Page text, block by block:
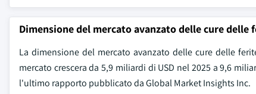
Dimensione del mercato avanzato delle cure delle
La dimensione del mercato avanzato delle cure delle
mercato crescera da 5,9 miliardi di USD nel 2025 a 9,6
l'ultimo rapporto pubblicato da Global Market Insights Inc.